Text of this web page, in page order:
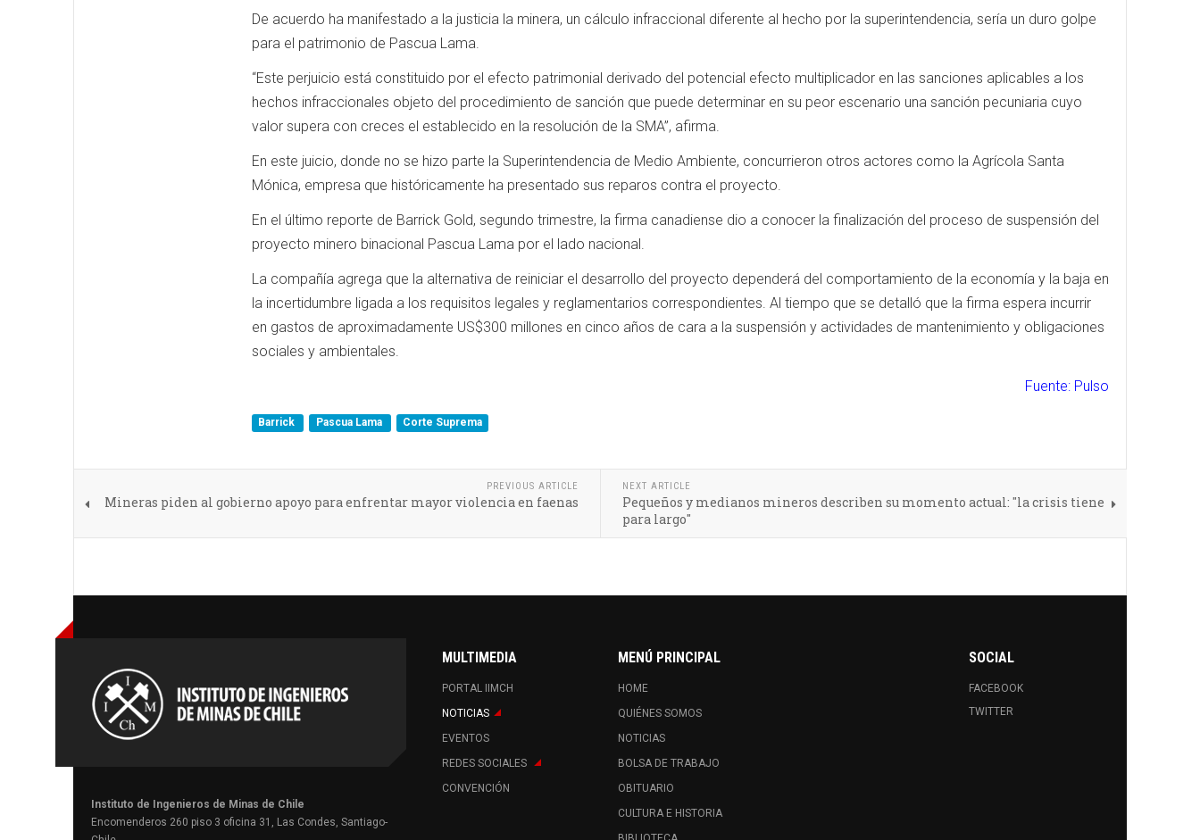
De acuerdo ha manifestado a la justicia la minera, un cálculo infraccional diferente al hecho por la superintendencia, sería un duro golpe
para el patrimonio de Pascua Lama.
“Este perjuicio está constituido por el efecto patrimonial derivado del potencial efecto multiplicador en las sanciones aplicables a los
hechos infraccionales objeto del procedimiento de sanción que puede determinar en su peor escenario una sanción pecuniaria cuyo
valor supera con creces el establecido en la resolución de la SMA”, afirma.
En este juicio, donde no se hizo parte la Superintendencia de Medio Ambiente, concurrieron otros actores como la Agrícola Santa
Mónica, empresa que históricamente ha presentado sus reparos contra el proyecto.
En el último reporte de Barrick Gold, segundo trimestre, la firma canadiense dio a conocer la finalización del proceso de suspensión del
proyecto minero binacional Pascua Lama por el lado nacional.
La compañía agrega que la alternativa de reiniciar el desarrollo del proyecto dependerá del comportamiento de la economía y la baja en
la incertidumbre ligada a los requisitos legales y reglamentarios correspondientes. Al tiempo que se detalló que la firma espera incurrir
en gastos de aproximadamente US$300 millones en cinco años de cara a la suspensión y actividades de mantenimiento y obligaciones
sociales y ambientales.
Fuente: Pulso
Barrick Pascua Lama Corte Suprema
PREVIOUS ARTICLE
Mineras piden al gobierno apoyo para enfrentar mayor violencia en faenas
NEXT ARTICLE
Pequeños y medianos mineros describen su momento actual: "la crisis tiene
para largo"
Instituto de Ingenieros de Minas de Chile
Encomenderos 260 piso 3 oficina 31, Las Condes, Santiago-
MULTIMEDIA
PORTAL IIMCH
NOTICIAS
EVENTOS
REDES SOCIALES
CONVENCIÓN
MENÚ PRINCIPAL
HOME
QUIÉNES SOMOS
NOTICIAS
BOLSA DE TRABAJO
OBITUARIO
CULTURA E HISTORIA
SOCIAL
FACEBOOK
TWITTER